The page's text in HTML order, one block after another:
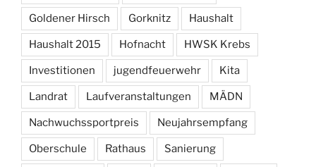
Goldener Hirsch Gorknitz Haushalt
Haushalt 2015 Hofnacht HWSK Krebs
Investitionen jugendfeuerwehr Kita
Landrat Laufveranstaltungen MÄDN
Nachwuchssportpreis Neujahrsempfang
Oberschule Rathaus Sanierung